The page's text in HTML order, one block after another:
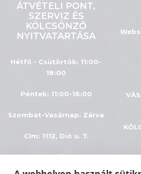
ÁTVÉTELI PONT,
SZERVIZ ÉS
KÖLCSÖNZŐ
NYITVATARTÁSA
Hétfő - Csütörtök: 11:00-
18:00
Péntek: 11:00-16:00
Szombat-Vasárnap: Zárva
Cím: 1112, Dió u. 7.